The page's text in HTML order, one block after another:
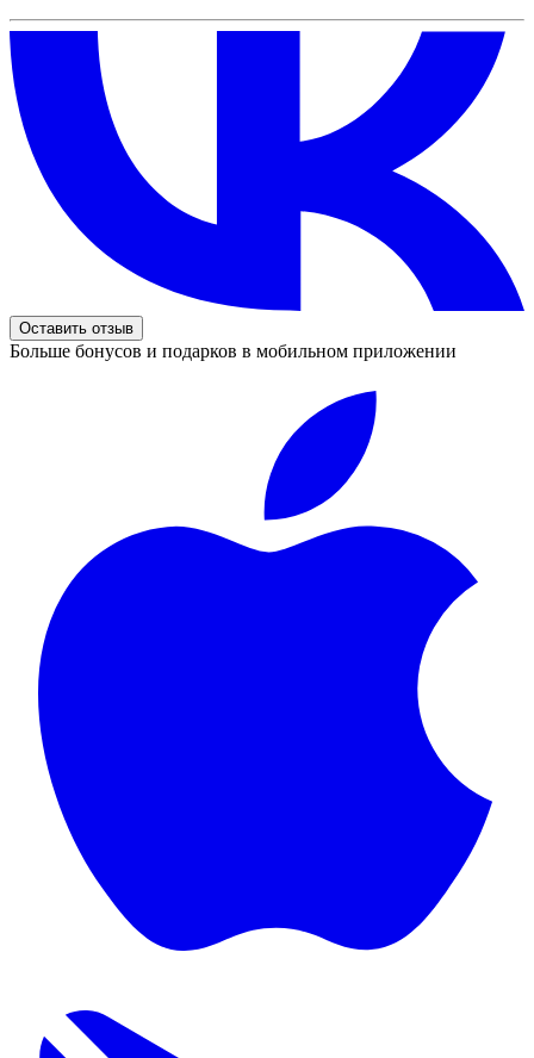
Оставить отзыв
Больше бонусов и подарков в мобильном приложении